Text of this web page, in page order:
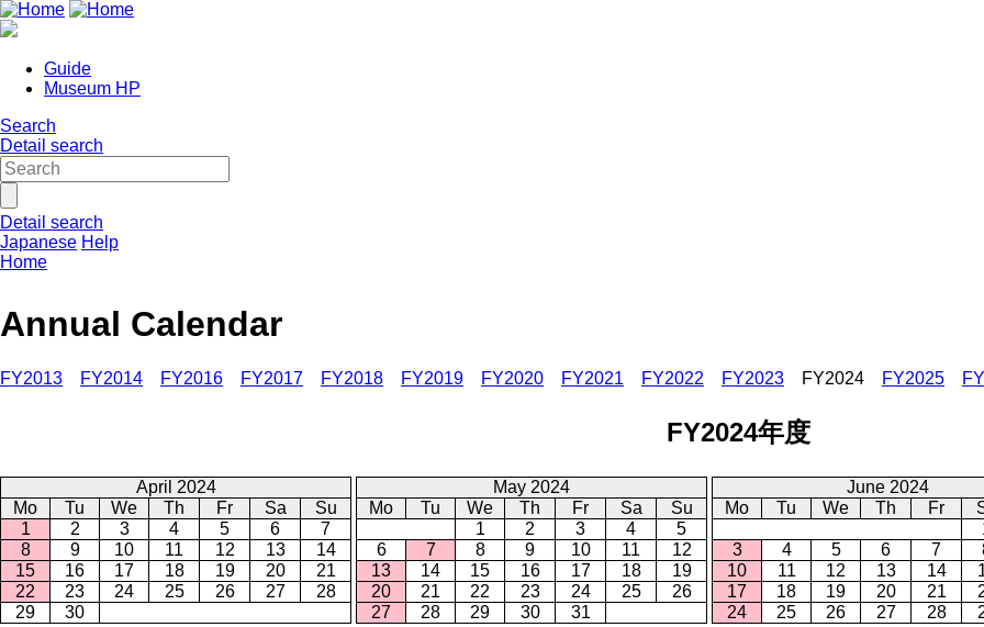
Guide
Museum HP
Search
Detail search
Detail search
Japanese Help
Home
Annual Calendar
FY2013 FY2014 FY2016 FY2017 FY2018 FY2019 FY2020 FY2021 FY2022 FY2023 FY2024 FY2025
FY2024年度
April 2024
Mo
Tu We Th Fr Sa
Su
1
2 3 4 5 6
7
8
9 10 11 12 13
14
15
16 17 18 19 20
21
22
23 24 25 26 27
28
29
30
May 2024
Mo
Tu We Th Fr Sa
Su
1
2 3 4
5
6
7 8 9 10 11
12
13
14 15 16 17 18
19
20
21 22 23 24 25
26
27
28 29 30 31
June 2024
Mo
Tu We Th Fr
3
4 5 6 7
10
11 12 13 14
17
18 19 20 21
24
25 26 27 28